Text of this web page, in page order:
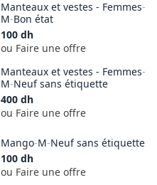
Manteaux et vestes - Femmes-
M-Bon état
100 dh
ou Faire une offre
Manteaux et vestes - Femmes-
M-Neuf sans étiquette
400 dh
ou Faire une offre
Mango-M-Neuf sans étiquette
100 dh
ou Faire une offre